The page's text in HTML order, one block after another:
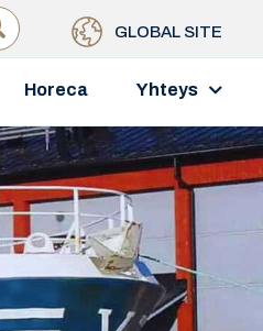
GLOBAL SITE
Horeca Yhteys